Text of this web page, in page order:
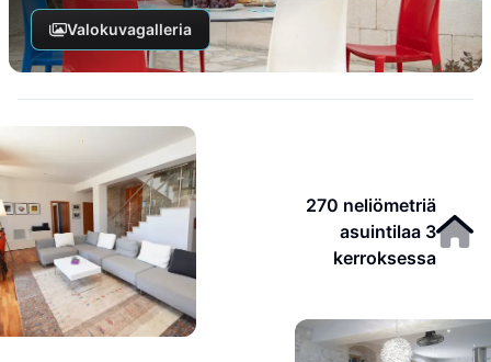
Valokuvagalleria
270 neliömetriä
asuintilaa 3
kerroksessa